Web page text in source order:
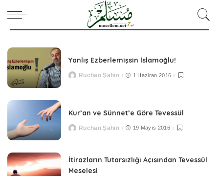
Yanlış Ezberlemişsin İslamoğlu!
PostedRuchan Şahin 1 Haziran 2016
Kur’an ve Sünnet’e Göre Tevessül
PostedRuchan Şahin 19 Mayıs 2016
İtirazların Tutarsızlığı Açısından Tevessül
Meselesi